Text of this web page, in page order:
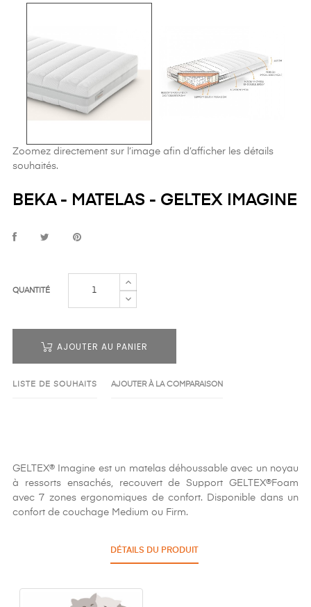
Zoomez directement sur l’image afin d’afficher les détails
souhaités.
BEKA - MATELAS - GELTEX IMAGINE
QUANTITÉ
AJOUTER AU PANIER
LISTE DE SOUHAITS AJOUTER À LA COMPARAISON
GELTEX® Imagine est un matelas déhoussable avec un noyau
à ressorts ensachés, recouvert de Support GELTEX®Foam
avec 7 zones ergonomiques de confort. Disponible dans un
confort de couchage Medium ou Firm.
DÉTAILS DU PRODUIT